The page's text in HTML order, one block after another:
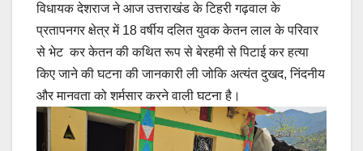
विधायक देशराज ने आज उत्तराखंड के टिहरी गढ़वाल के
प्रतापनगर क्षेत्र में 18 वर्षीय दलित युवक केतन लाल के परिवार
से भेट कर केतन की कथित रूप से बेरहमी से पिटाई कर हत्या
किए जाने की घटना की जानकारी ली जोकि अत्यंत दुखद, निंदनीय
और मानवता को शर्मसार करने वाली घटना है।